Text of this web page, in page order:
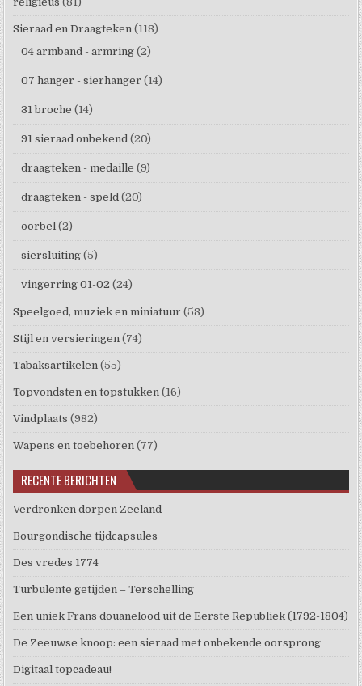
Sieraad en Draagteken (118)
04 armband - armring (2)
07 hanger - sierhanger (14)
31 broche (14)
91 sieraad onbekend (20)
draagteken - medaille (9)
draagteken - speld (20)
oorbel (2)
siersluiting (5)
vingerring 01-02 (24)
Speelgoed, muziek en miniatuur (58)
Stijl en versieringen (74)
Tabaksartikelen (55)
Topvondsten en topstukken (16)
Vindplaats (982)
Wapens en toebehoren (77)
RECENTE BERICHTEN
Verdronken dorpen Zeeland
Bourgondische tijdcapsules
Des vredes 1774
Turbulente getijden – Terschelling
Een uniek Frans douanelood uit de Eerste Republiek (1792-1804)
De Zeeuwse knoop: een sieraad met onbekende oorsprong
Digitaal topcadeau!